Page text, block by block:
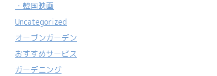
・韓国映画
Uncategorized
オープンガーデン
おすすめサービス
ガーデニング